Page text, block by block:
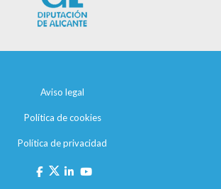
Aviso legal
Política de cookies
Política de privacidad